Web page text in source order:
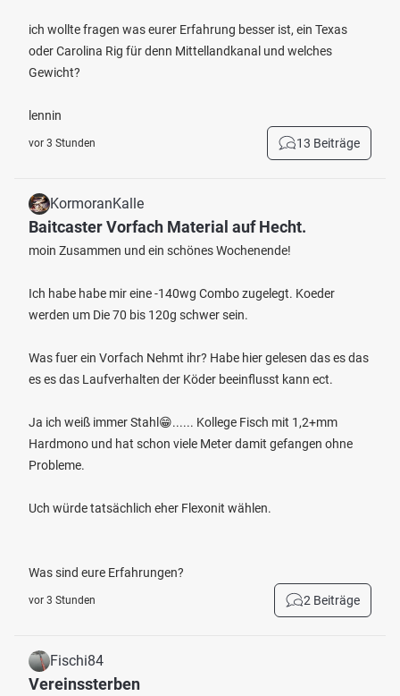
ich wollte fragen was eurer Erfahrung besser ist, ein Texas
oder Carolina Rig für denn Mittellandkanal und welches
Gewicht?
lennin
vor 3 Stunden 13 Beiträge
KormoranKalle
Baitcaster Vorfach Material auf Hecht.
moin Zusammen und ein schönes Wochenende!
Ich habe habe mir eine -140wg Combo zugelegt. Koeder
werden um Die 70 bis 120g schwer sein.
Was fuer ein Vorfach Nehmt ihr? Habe hier gelesen das es das
es es das Laufverhalten der Köder beeinflusst kann ect.
Ja ich weiß immer Stahl😁...... Kollege Fisch mit 1,2+mm
Hardmono und hat schon viele Meter damit gefangen ohne
Probleme.
Uch würde tatsächlich eher Flexonit wählen.
Was sind eure Erfahrungen?
vor 3 Stunden 2 Beiträge
Fischi84
Vereinssterben